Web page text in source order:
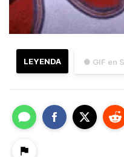
● GIF en
LEYENDA